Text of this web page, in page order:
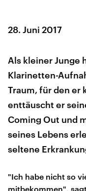
28. Juni 2017
Als kleiner Junge
Klarinetten-
Traum, für den er
enttäuscht er
Coming Out und
seines Lebens
seltene
"Ich habe nicht so
mitbekommen",